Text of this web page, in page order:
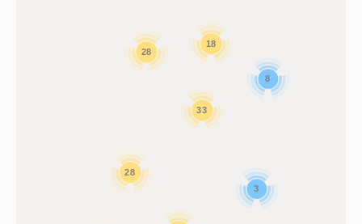
33
28
18
3
28
8